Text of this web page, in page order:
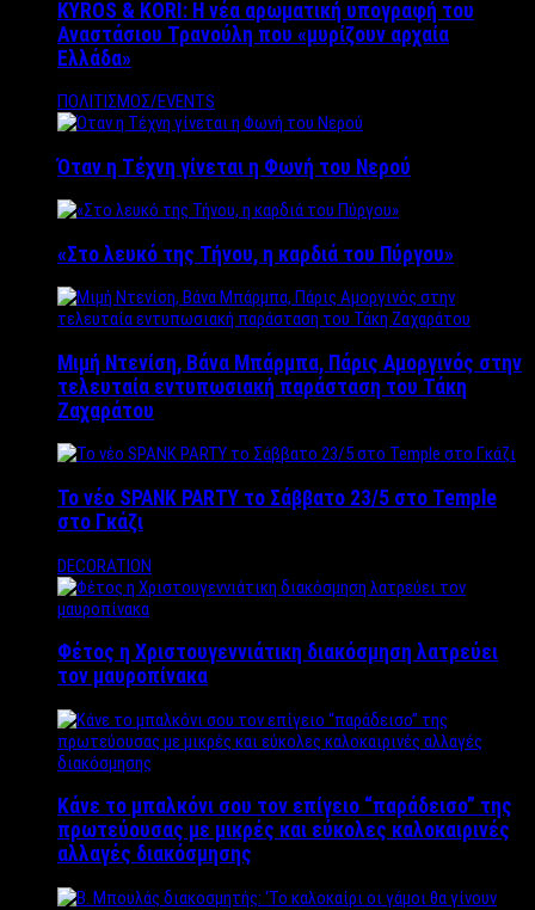
KYROS & KORI: Η νέα αρωματική υπογραφή του
Αναστάσιου Τρανούλη που «μυρίζουν αρχαία
Ελλάδα»
ΠΟΛΙΤΙΣΜΟΣ/EVENTS
Όταν η Τέχνη γίνεται η Φωνή του Νερού
«Στο λευκό της Τήνου, η καρδιά του Πύργου»
Μιμή Ντενίση, Βάνα Μπάρμπα, Πάρις Αμοργινός στην
τελευταία εντυπωσιακή παράσταση του Τάκη
Ζαχαράτου
Το νέο SPANK PARTY το Σάββατο 23/5 στο Temple
στο Γκάζι
DECORATION
Φέτος η Χριστουγεννιάτικη διακόσμηση λατρεύει
τον μαυροπίνακα
Κάνε το μπαλκόνι σου τον επίγειο “παράδεισο” της
πρωτεύουσας με μικρές και εύκολες καλοκαιρινές
αλλαγές διακόσμησης